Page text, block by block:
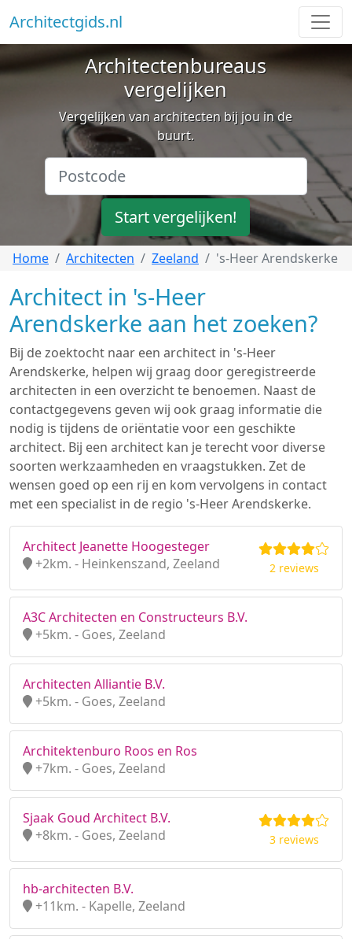
Architectgids.nl
Architectenbureaus
vergelijken
Vergelijken van architecten bij jou in de
buurt.
Start vergelijken!
Home Architecten Zeeland 's-Heer Arendskerke
Architect in 's-Heer
Arendskerke aan het zoeken?
Bij de zoektocht naar een architect in 's-Heer
Arendskerke, helpen wij graag door geregistreerde
architecten in een overzicht te benoemen. Naast de
contactgegevens geven wij ook graag informatie die
nodig is tijdens de oriëntatie voor een geschikte
architect. Bij een architect kan je terecht voor diverse
soorten werkzaamheden en vraagstukken. Zet de
wensen goed op een rij en kom vervolgens in contact
met een specialist in de regio 's-Heer Arendskerke.
Architect Jeanette Hoogesteger
+2km. - Heinkenszand, Zeeland
2 reviews
A3C Architecten en Constructeurs B.V.
+5km. - Goes, Zeeland
Architecten Alliantie B.V.
+5km. - Goes, Zeeland
Architektenburo Roos en Ros
+7km. - Goes, Zeeland
Sjaak Goud Architect B.V.
+8km. - Goes, Zeeland
3 reviews
hb-architecten B.V.
+11km. - Kapelle, Zeeland